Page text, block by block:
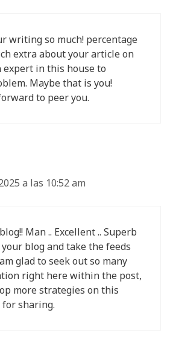
writing so much! percentage
extra about your article on
expert in this house to
Maybe that is you!
to peer you.
a las 10:52 am
Man .. Excellent .. Superb
your blog and take the feeds
glad to seek out so many
right here within the post,
more strategies on this
sharing.